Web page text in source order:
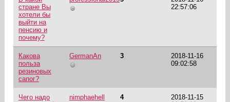
стране Вы
хотели бы
выйти на
пенсию и
почему?
22:57:06
Какова
польза
резиновых
сапог?
GermanAn 3
2018-11-16
09:02:58
Чего надо
nimphaehell 4
2018-11-15